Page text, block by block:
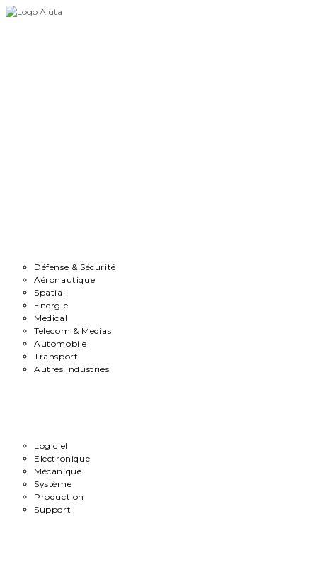
Skip
Défense & Sécurité
Aéronautique
Spatial
Energie
Medical
Telecom & Medias
Automobile
Transport
Autres Industries
Logiciel
Electronique
Mécanique
Système
Production
Support